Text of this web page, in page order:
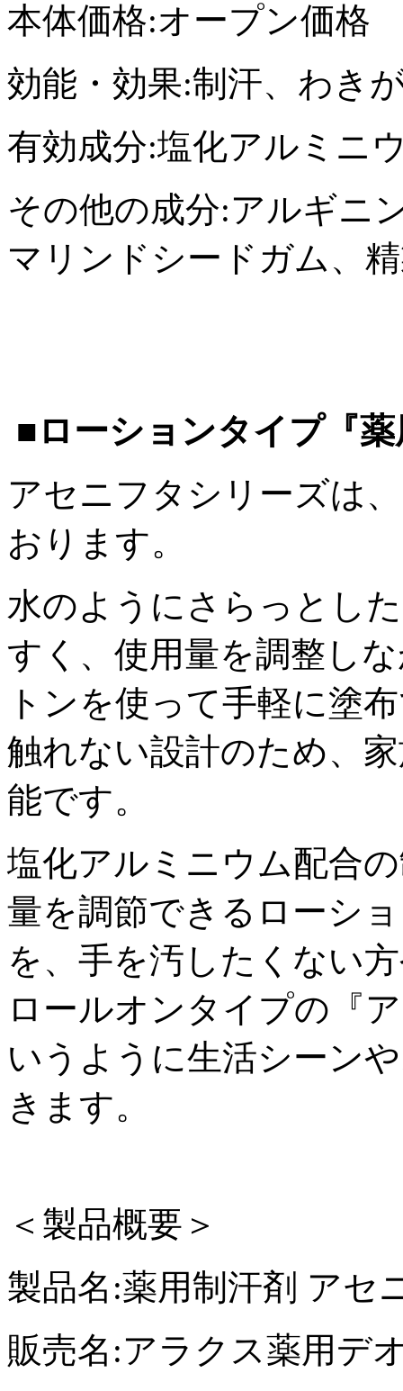
本体価格:オープン価格
効能・効果:制汗、わき
有効成分:塩化アルミニ
その他の成分:アルギニ
マリンドシードガム、
■ローションタイプ『
アセニフタシリーズは
おります。
水のようにさらっとし
すく、使用量を調整し
トンを使って手軽に塗
触れない設計のため、
能です。
塩化アルミニウム配合
量を調節できるローシ
を、手を汚したくない
ロールオンタイプの『
いうように生活シーン
きます。
＜製品概要＞
製品名:薬用制汗剤 アセ
販売名:アラクス薬用デ